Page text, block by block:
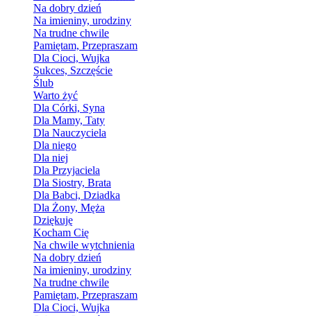
Na dobry dzień
Na imieniny, urodziny
Na trudne chwile
Pamiętam, Przepraszam
Dla Cioci, Wujka
Sukces, Szczęście
Ślub
Warto żyć
Dla Córki, Syna
Dla Mamy, Taty
Dla Nauczyciela
Dla niego
Dla niej
Dla Przyjaciela
Dla Siostry, Brata
Dla Babci, Dziadka
Dla Żony, Męża
Dziękuję
Kocham Cię
Na chwile wytchnienia
Na dobry dzień
Na imieniny, urodziny
Na trudne chwile
Pamiętam, Przepraszam
Dla Cioci, Wujka